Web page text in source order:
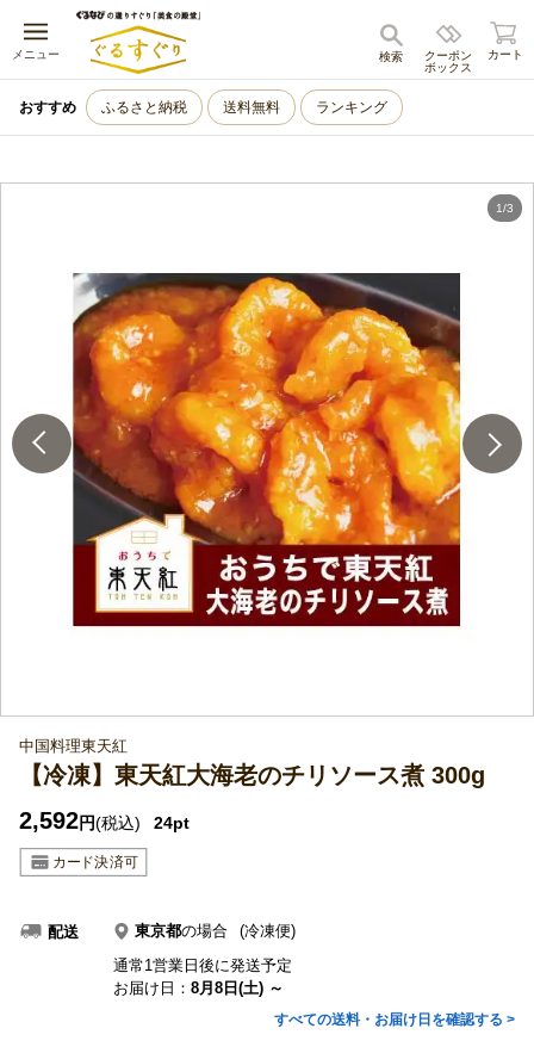
メニュー
キャンセル
クーポン
ボックス
検索 カート
おすすめ ふるさと納税 送料無料 ランキング
1/3
中国料理東天紅
【冷凍】東天紅大海老のチリソース煮 300g
2,592円(税込) 24pt
配送 東京都の場合
(冷凍便)
通常1営業日後に発送予定
お届け日： 8月8日(土) ～
すべての送料・お届け日を確認する >